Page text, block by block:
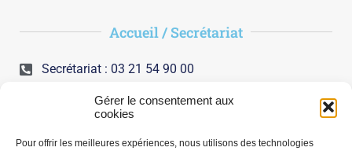
Gérer le consentement aux
cookies
Pour offrir les meilleures expériences, nous utilisons des technologies
Accueil / Secrétariat
Secrétariat : 03 21 54 90 00
Prises en charge
Diabète et traitements des complications